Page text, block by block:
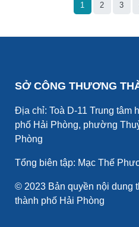
1 2 3
SỞ CÔNG THƯƠNG
Địa chỉ: Toà D-11 Trung tâm
phố Hải Phòng, phường
Phòng
Tổng biên tập: Mạc Thế
© 2023 Bản quyền nội dung
thành phố Hải Phòng